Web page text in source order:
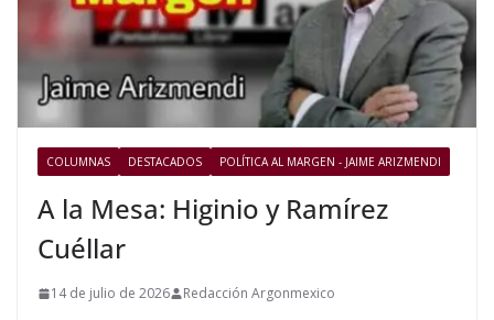
COLUMNAS DESTACADOS POLÍTICA AL MARGEN - JAIME ARIZMENDI
A la Mesa: Higinio y Ramírez
Cuéllar
14 de julio de 2026 Redacción Argonmexico